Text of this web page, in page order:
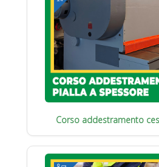
Corso addestramento